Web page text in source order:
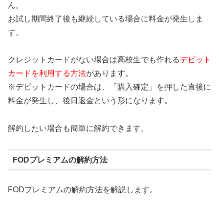
ん。
お試し期間終了後も継続している場合に料金が発生しま
す。
クレジットカードがない場合は高校生でも作れるデビット
カードを利用する方法があります。
※デビットカードの場合は、「購入確定」を押した直後に
料金が発生し、後日返金という形になります。
解約したい場合も簡単に解約できます。
FODプレミアムの解約方法
FODプレミアムの解約方法を解説します。